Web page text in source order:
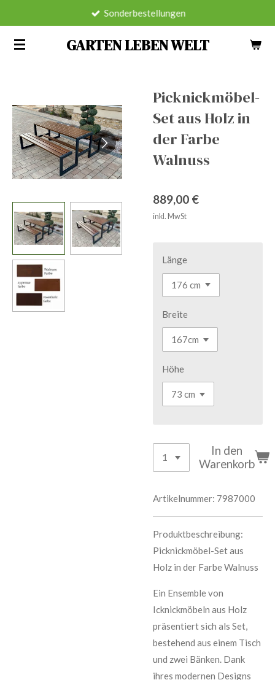
springen
GARTEN LEBEN WELT
Sonderbestellungen
Picknickmöbel-
Set aus Holz in
der Farbe
Walnuss
889,00 €
inkl. MwSt
Länge
Breite
Höhe
In den
Warenkorb
Artikelnummer: 7987000
Produktbeschreibung:
Picknickmöbel-Set aus
Holz in der Farbe Walnuss
Ein Ensemble von
Icknickmöbeln aus Holz
präsentiert sich als Set,
bestehend aus einem Tisch
und zwei Bänken. Dank
ihres modernen Designs